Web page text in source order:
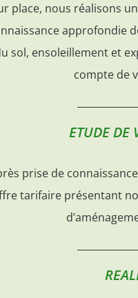
place, nous réalisons
approfondie
sol, ensoleillement et
compte de
ETUDE DE
prise de
tarifaire présentant